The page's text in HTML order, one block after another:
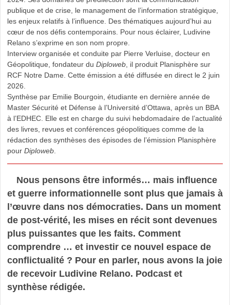
publique et de crise, le management de l’information stratégique,
les enjeux relatifs à l’influence. Des thématiques aujourd’hui au
cœur de nos défis contemporains. Pour nous éclairer, Ludivine
Relano s’exprime en son nom propre.
Interview organisée et conduite par Pierre Verluise, docteur en
Géopolitique, fondateur du Diploweb, il produit Planisphère sur
RCF Notre Dame. Cette émission a été diffusée en direct le 2 juin
2026.
Synthèse par Emilie Bourgoin, étudiante en dernière année de
Master Sécurité et Défense à l’Université d’Ottawa, après un BBA
à l’EDHEC. Elle est en charge du suivi hebdomadaire de l’actualité
des livres, revues et conférences géopolitiques comme de la
rédaction des synthèses des épisodes de l’émission Planisphère
pour Diploweb.
Nous pensons être informés… mais influence
et guerre informationnelle sont plus que jamais à
l’œuvre dans nos démocraties. Dans un moment
de post-vérité, les mises en récit sont devenues
plus puissantes que les faits. Comment
comprendre … et investir ce nouvel espace de
conflictualité ? Pour en parler, nous avons la joie
de recevoir Ludivine Relano. Podcast et
synthèse rédigée.